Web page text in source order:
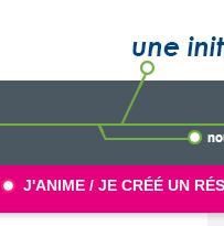
J'ANIME / JE CRÉÉ UN